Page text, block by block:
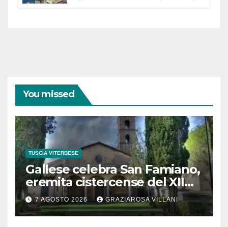
You missed
TUSCIA VITERBESE
Gallese celebra San Famiano,
eremita cistercense del XII
secolo
7 AGOSTO 2026 GRAZIAROSA VILLANI